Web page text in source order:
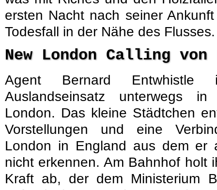
ersten Nacht nach seiner
Todesfall in der Nähe des Flusses.
New London Calling von
Agent Bernard
Auslandseinsatz unterwegs
London. Das kleine Städtchen
Vorstellungen und eine
London in England aus dem er
nicht erkennen. Am Bahnhof holt
Kraft ab, der dem Ministerium